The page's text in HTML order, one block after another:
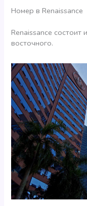
Номер в Renaissance
Renaissance
восточного.